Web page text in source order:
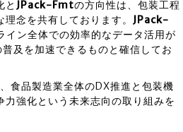
と JPack-Fmtの方向性は、包装工程
念を共有しております。 JPack-
ン全体での効率的なデータ活用が
及を加速できるものと確信してお
食品製造業全体のDX推進と包装機
強化という未来志向の取り組みを